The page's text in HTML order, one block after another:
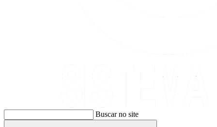
Buscar no site